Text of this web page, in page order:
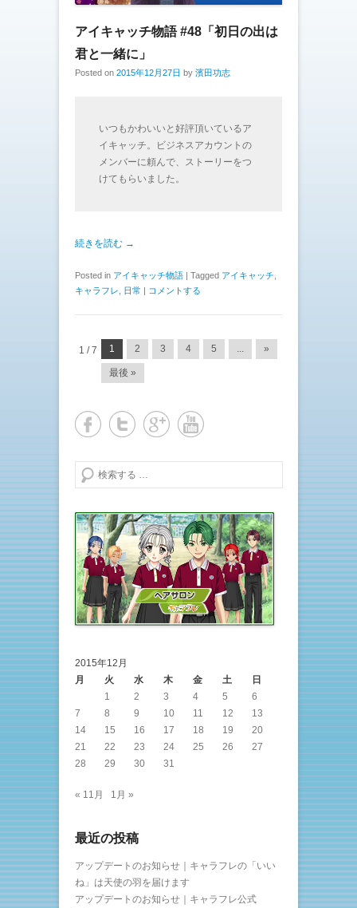
アイキャッチ物語 #48「初日の出は
君と一緒に」
Posted on 2015年12月27日 by 濱田功志
いつもかわいいと好評頂いているア
イキャッチ。ビジネスアカウントの
メンバーに頼んで、ストーリーをつ
けてもらいました。
続きを読む →
Posted in アイキャッチ物語 Tagged アイキャッチ
キャラフレ
日常 コメントする
投稿ナビゲーション
1 / 7 1 2 3 4 5 ... »
最後 »
検索する
2015年12月
月
火 水 木 金 土
日
1
2 3 4 5
6
7
8 9 10 11 12
13
14
15 16 17 18 19
20
21
22 23 24 25 26
27
28
29 30 31
« 11月 1月 »
最近の投稿
アップデートのお知らせ｜キャラフレの「いい
ね」は天使の羽を届けます
アップデートのお知らせ｜キャラフレ公式